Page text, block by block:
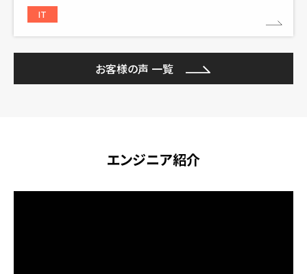
IT
お客様の声 一覧
エンジニア紹介